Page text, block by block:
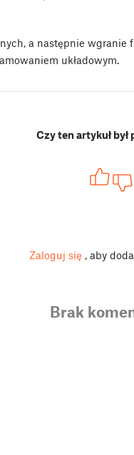
a następnie
układowym.
Czy ten artykuł
Zaloguj się , aby
Brak